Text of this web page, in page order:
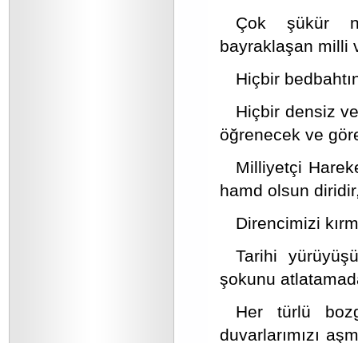
Çok şükür
bayraklaşan milli
Hiçbir
Hiçbir densiz
öğrenecek ve
Milliyetçi
hamd olsun
Direncimizi
Tarihi
şokunu
Her türlü
duvarlarımızı